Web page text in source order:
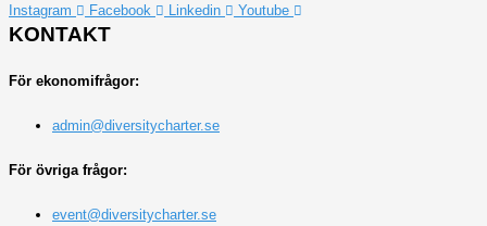
Instagram Facebook Linkedin Youtube
KONTAKT
För ekonomifrågor:
admin@diversitycharter.se
För övriga frågor:
event@diversitycharter.se